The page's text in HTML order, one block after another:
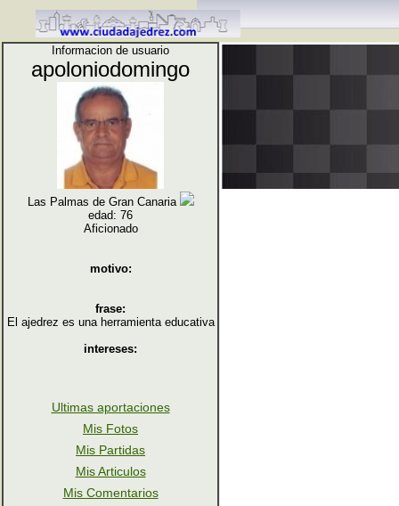
Informacion de usuario
apoloniodomingo
Las Palmas de Gran Canaria
edad: 76
Aficionado
motivo:
frase:
El ajedrez es una herramienta educativa
intereses:
Ultimas aportaciones
Mis Fotos
Mis Partidas
Mis Articulos
Mis Comentarios